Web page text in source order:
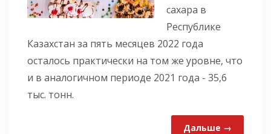
сахара в
Республике
Казахстан за пять месяцев 2022 года
осталось практически на том же уровне, что
и в аналогичном периоде 2021 года - 35,6
тыс. тонн.
Дальше →